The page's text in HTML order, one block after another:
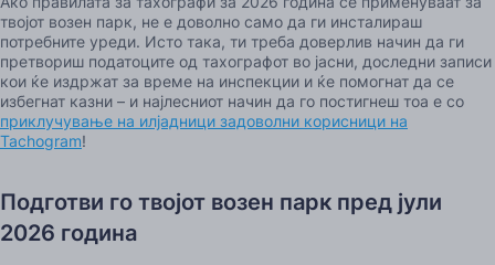
твојот возен парк, не е доволно само да ги инсталираш
потребните уреди. Исто така, ти треба доверлив начин да ги
претвориш податоците од тахографот во јасни, доследни записи
кои ќе издржат за време на инспекции и ќе помогнат да се
избегнат казни – и најлесниот начин да го постигнеш тоа е со
приклучување на илјадници задоволни корисници на
Tachogram!
Подготви го твојот возен парк пред јули
2026 година